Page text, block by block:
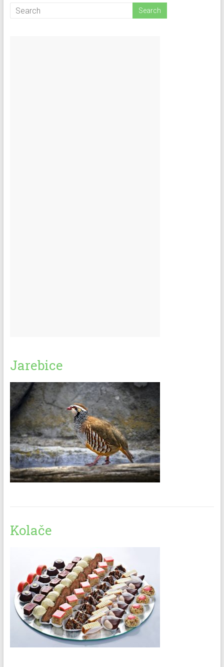
Jarebice
Kolače